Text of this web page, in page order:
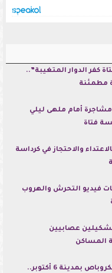
كفر الدوار المتغيبة”..
مطمئنة
في مشاجرة أمام ملهى ليلي
فتاة
والاحتجاز في كرداسة
فيديو التحرش والهروب
عصابيين
المساكن
التحرش بفتاة في ميكروباص بمدينة 6 أكتوبر..